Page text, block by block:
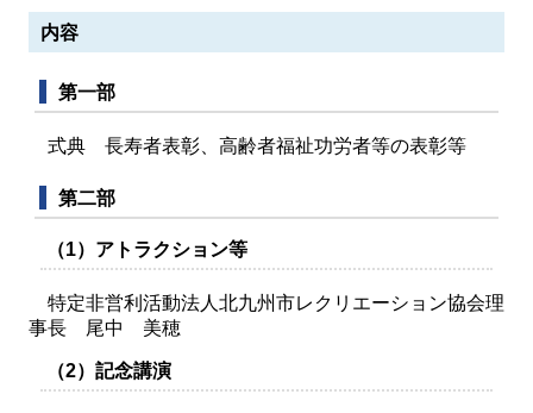
内容
第一部
式典 長寿者表彰、高齢者福祉功労者等の表彰等
第二部
（1）アトラクション等
特定非営利活動法人北九州市レクリエーション協会理
事長 尾中 美穂
（2）記念講演